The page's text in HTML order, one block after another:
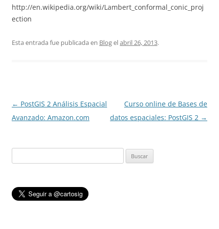
http://en.wikipedia.org/wiki/Lambert_conformal_conic_proj
ection
Esta entrada fue publicada en Blogelabril 26, 2013.
Navegación
de
← PostGIS 2 Análisis Espacial
Avanzado: Amazon.com
Curso online de Bases de
datos espaciales: PostGIS 2 →